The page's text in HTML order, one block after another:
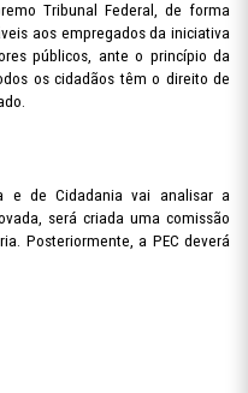
Tribunal Federal, de forma
aos empregados da iniciativa
públicos, ante o princípio da
os cidadãos têm o direito de
e de Cidadania vai analisar a
será criada uma comissão
Posteriormente, a PEC deverá